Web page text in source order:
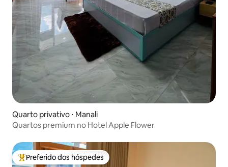
Quarto privativo ⋅ Manali
Quartos premium no Hotel Apple Flower
Entre os melhores preferidos dos hóspedes
Preferido dos hóspedes